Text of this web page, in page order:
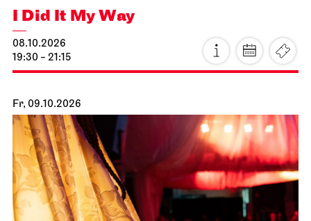
I Did It My Way
08.10.2026
19:30 - 21:15
Fr, 09.10.2026